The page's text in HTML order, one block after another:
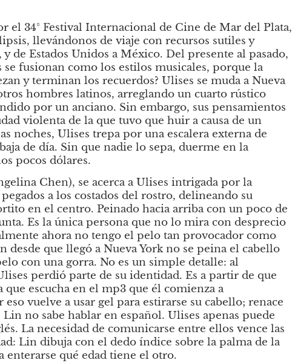
el 34° Festival Internacional de Cine de Mar del Plata,
llevándonos de viaje con recursos sutiles y
de Estados Unidos a México. Del presente al pasado,
fusionan como los estilos musicales, porque la
y terminan los recuerdos? Ulises se muda a Nueva
hombres latinos, arreglando un cuarto rústico
por un anciano. Sin embargo, sus pensamientos
violenta de la que tuvo que huir a causa de un
noches, Ulises trepa por una escalera externa de
de día. Sin que nadie lo sepa, duerme en la
pocos dólares.
Chen), se acerca a Ulises intrigada por la
a los costados del rostro, delineando su
en el centro. Peinado hacia arriba con un poco de
Es la única persona que no lo mira con desprecio
ahora no tengo el pelo tan provocador como
desde que llegó a Nueva York no se peina el cabello
con una gorra. No es un simple detalle: al
perdió parte de su identidad. Es a partir de que
escucha en el mp3 que él comienza a
vuelve a usar gel para estirarse su cabello; renace
no sabe hablar en español. Ulises apenas puede
La necesidad de comunicarse entre ellos vence las
Lin dibuja con el dedo índice sobre la palma de la
enterarse qué edad tiene el otro.